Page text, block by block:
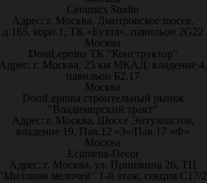
Ceramics Studio
Адрес: г. Москва, Дмитровское шоссе,
д.165, корп.1, ТК «Бухта», павильон 2G22
Москва
DomLepnina ТК "Конструктор"
г. Москва, 25 км МКАД, владение 4,
павильон Б2.17
Москва
DomLepnina строительный рынок
"Владимирский тракт"
Адрес: г. Москва, Шоссе Энтузиастов,
владение 19, Пав.12 «З»/Пав.17 «Ф»
Москва
Ecumena-Decor
Адрес: г. Москва, ул. Пришвина 26, ТЦ
мелочей" 1-й этаж, секция С17/2